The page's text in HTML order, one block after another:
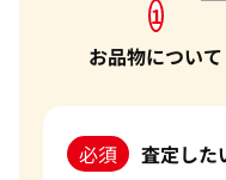
1
お品物について
必須 査定した